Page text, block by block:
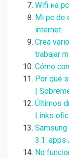
Wifi на
Mi pc de
internet.
Crea
trabajar
Cómo
Por qué
|
Últimos
Links
Samsung
3.1: apps
No